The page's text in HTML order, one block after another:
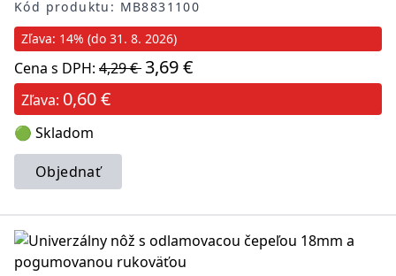
Kód produktu: MB8831100
Zľava: 14% (do 31. 8. 2026)
Cena s DPH: 4,29 €3,69 €
Zľava: 0,60 €
🟢 Skladom
Objednať